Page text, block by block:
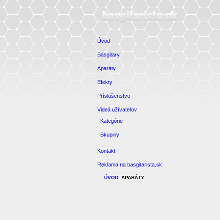
Úvod
Basgitary
Aparáty
Efekty
Príslušenstvo
Videá užívateľov
Kategórie
Skupiny
Kontakt
Reklama na basgitarista.sk
ÚVOD APARÁTY